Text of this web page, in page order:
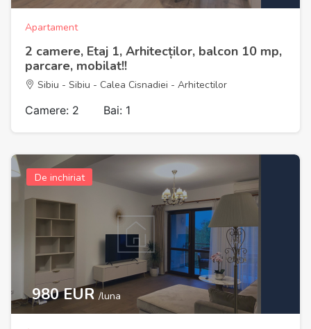
Apartament
2 camere, Etaj 1, Arhitecților, balcon 10 mp,
parcare, mobilat!!
Sibiu - Sibiu - Calea Cisnadiei - Arhitectilor
Camere: 2 Bai: 1
De inchiriat
980 EUR/luna